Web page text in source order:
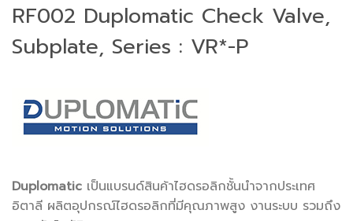
RF002 Duplomatic Check Valve,
Subplate, Series : VR*-P
Duplomatic เป็นแบรนด์สินค้าไฮดรอลิกชั้นนำจากประเทศ
อิตาลี ผลิตอุปกรณ์ไฮดรอลิกที่มีคุณภาพสูง งานระบบ รวมถึง